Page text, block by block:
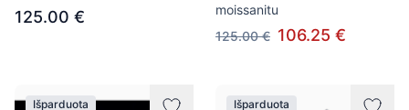
125.00 €
moissanitu
125.00 € 106.25 €
Išparduota Išparduota